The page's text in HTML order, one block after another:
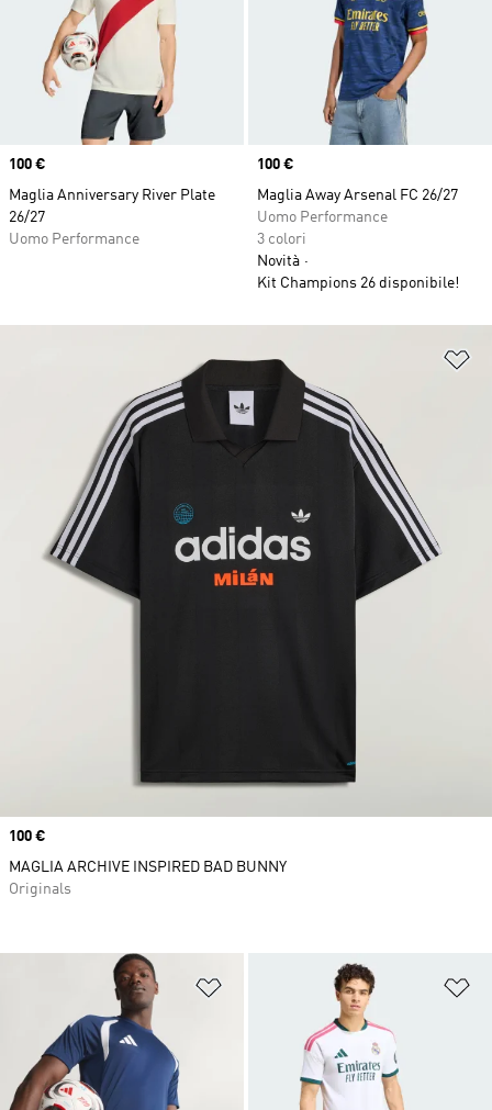
Price
100 €
Maglia Anniversary River Plate
26/27
Uomo Performance
Price
100 €
Maglia Away Arsenal FC 26/27
Uomo Performance
3 colori
Novità
Kit Champions 26 disponibile!
Aggiungi alla lista dei desideri
Price
100 €
MAGLIA ARCHIVE INSPIRED BAD BUNNY
Originals